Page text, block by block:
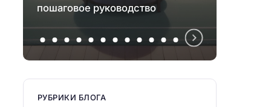
пошаговое руководство
РУБРИКИ БЛОГА